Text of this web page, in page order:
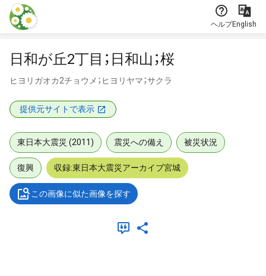
本文に飛ぶ
ヘルプEnglish
日和が丘2丁目；日和山；桜
ヒヨリガオカ2チョウメ；ヒヨリヤマ；サクラ
提供元サイトで表示
東日本大震災 (2011) 震災への備え 被災状況
復興 収録:東日本大震災アーカイブ宮城
この画像に似た画像を探す